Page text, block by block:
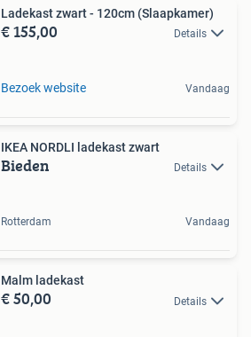
Ladekast zwart - 120cm (Slaapkamer)
€ 155,00 Details
Bezoek website Vandaag
IKEA NORDLI ladekast zwart
Bieden Details
Rotterdam Vandaag
Malm ladekast
€ 50,00 Details